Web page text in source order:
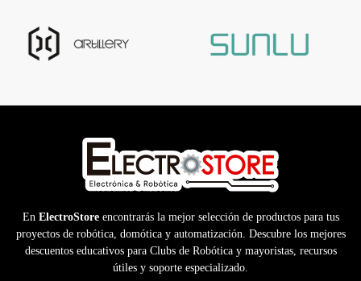
En ElectroStoreencontrarás la mejor selección de productos para tus
proyectos de robótica, domótica y automatización. Descubre los mejores
descuentos educativos para Clubs de Robótica y mayoristas, recursos
útiles y soporte especializado.